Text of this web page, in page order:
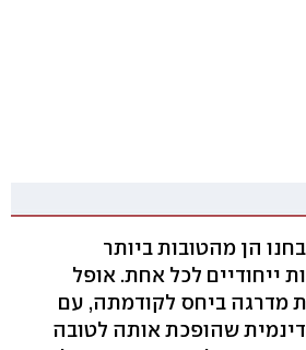
הן מהטובות ביותר
ייחודיים לכל אחת. אופל
מדרגה ביחס לקודמתה, עם
שהופכת אותה לטובה